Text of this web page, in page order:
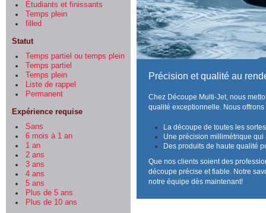
Étudiants et finissants
Temps plein
filled
Statut
Temps partiel ou temps plein
Temps partiel
Temps plein
Liste de rappel
Permanent
Expérience requise
Sans
6 mois à 1 an
1 an
2 ans
3 ans
4 ans
5 ans
Plus de 5 ans
Plus de 10 ans
Précision et qualité au
Chez Découpe Multi-Jet, nous
qualité exceptionnelle. Nous offrons
La découpe de toutes les
Une précision millimétrique
Des produits de haute qualité
Que nos clients soient des
découpe précise et fiable. Notre
notre équipe dès maintenant!